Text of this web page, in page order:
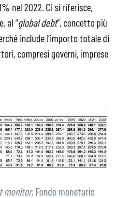
nel 2022. Ci si riferisce,
al “global debt”, concetto più
include l’importo totale di
compresi governi, imprese
monitor, Fondo monetario